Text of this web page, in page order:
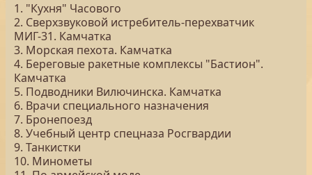
1. "Кухня" Часового
2. Сверхзвуковой истребитель-перехватчик
МИГ-31. Камчатка
3. Морская пехота. Камчатка
4. Береговые ракетные комплексы "Бастион".
Камчатка
5. Подводники Вилючинска. Камчатка
6. Врачи специального назначения
7. Бронепоезд
8. Учебный центр спецназа Росгвардии
9. Танкистки
10. Минометы